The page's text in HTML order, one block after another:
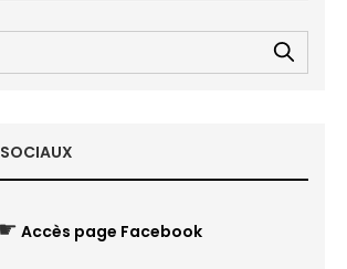
☛ Accès page Facebook